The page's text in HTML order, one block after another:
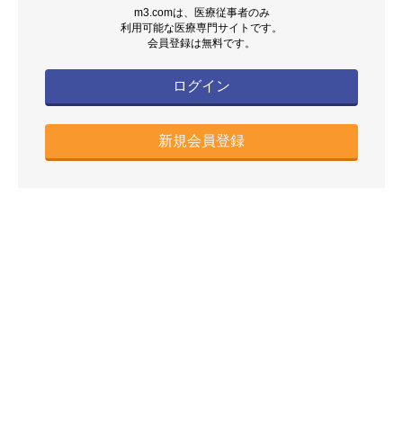
m3.comは、医療従事者のみ
利用可能な医療専門サイトです。
会員登録は無料です。
ログイン
新規会員登録